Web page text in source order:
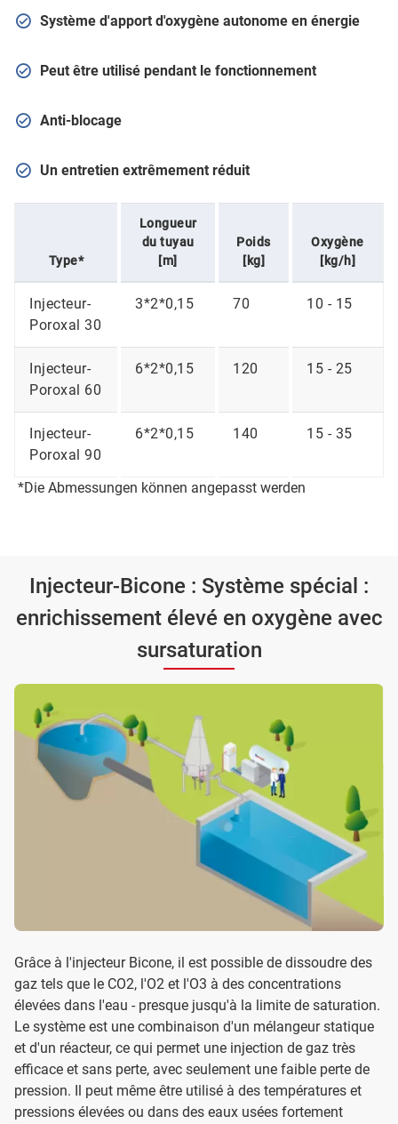
Système d'apport d'oxygène autonome en énergie
Peut être utilisé pendant le fonctionnement
Anti-blocage
Un entretien extrêmement réduit
Type*
Longueur
du tuyau
[m]
Poids
[kg]
Oxygène
[kg/h]
Injecteur-
Poroxal 30
3*2*0,15 70 10 - 15
Injecteur-
Poroxal 60
6*2*0,15 120 15 - 25
Injecteur-
Poroxal 90
6*2*0,15 140 15 - 35
*Die Abmessungen können angepasst werden
Injecteur-Bicone : Système spécial :
enrichissement élevé en oxygène avec
sursaturation
Grâce à l'injecteur Bicone, il est possible de dissoudre des
gaz tels que le CO2, l'O2 et l'O3 à des concentrations
élevées dans l'eau - presque jusqu'à la limite de saturation.
Le système est une combinaison d'un mélangeur statique
et d'un réacteur, ce qui permet une injection de gaz très
efficace et sans perte, avec seulement une faible perte de
pression. Il peut même être utilisé à des températures et
pressions élevées ou dans des eaux usées fortement